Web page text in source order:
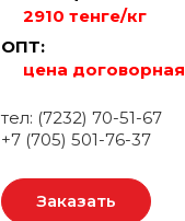
2910 тенге/кг
ОПТ:
цена договорная
тел: (7232) 70-51-67
+7 (705) 501-76-37
Заказать